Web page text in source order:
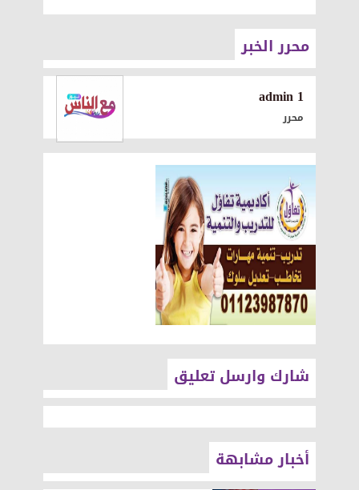
محرر الخبر
1 admin
محرر
شارك وارسل تعليق
أخبار مشابهة